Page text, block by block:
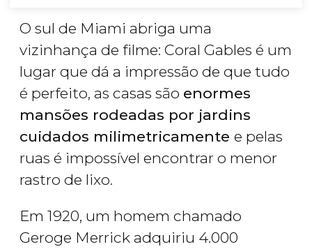
O sul de Miami abriga uma
vizinhança de filme: Coral Gables é um
lugar que dá a impressão de que tudo
é perfeito, as casas são enormes
mansões rodeadas por jardins
cuidados milimetricamente e pelas
ruas é impossível encontrar o menor
rastro de lixo.
Em 1920, um homem chamado
Geroge Merrick adquiriu 4.000